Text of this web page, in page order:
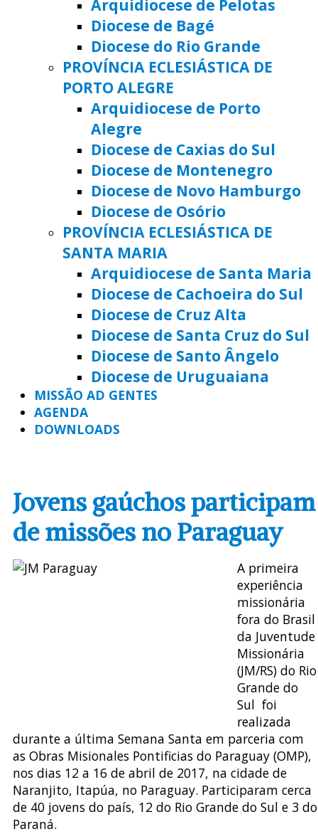
Arquidiocese de Pelotas
Diocese de Bagé
Diocese do Rio Grande
PROVÍNCIA ECLESIÁSTICA DE
PORTO ALEGRE
Arquidiocese de Porto
Alegre
Diocese de Caxias do Sul
Diocese de Montenegro
Diocese de Novo Hamburgo
Diocese de Osório
PROVÍNCIA ECLESIÁSTICA DE
SANTA MARIA
Arquidiocese de Santa Maria
Diocese de Cachoeira do Sul
Diocese de Cruz Alta
Diocese de Santa Cruz do Sul
Diocese de Santo Ângelo
Diocese de Uruguaiana
MISSÃO AD GENTES
AGENDA
DOWNLOADS
Jovens gaúchos participam
de missões no Paraguay
A primeira
experiência
missionária
fora do Brasil
da Juventude
Missionária
(JM/RS) do Rio
Grande do
Sul foi
realizada
durante a última Semana Santa em parceria com
as Obras Misionales Pontificias do Paraguay (OMP),
nos dias 12 a 16 de abril de 2017, na cidade de
Naranjito, Itapúa, no Paraguay. Participaram cerca
de 40 jovens do país, 12 do Rio Grande do Sul e 3 do
Paraná.